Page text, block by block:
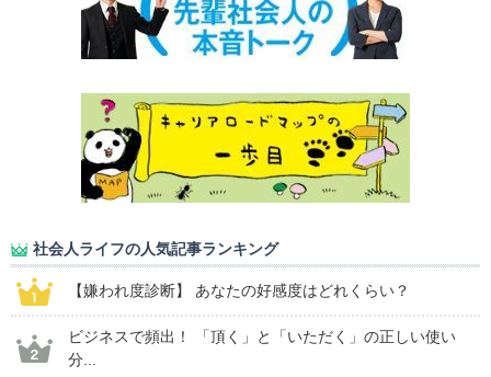
社会人ライフの人気記事ランキング
【嫌われ度診断】 あなたの好感度はどれくらい？
ビジネスで頻出！ 「頂く」と「いただく」の正しい使い
分...